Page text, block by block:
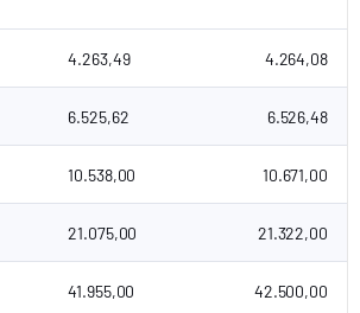
4.263,49 4.264,08
6.525,62 6.526,48
10.538,00 10.671,00
21.075,00 21.322,00
41.955,00 42.500,00